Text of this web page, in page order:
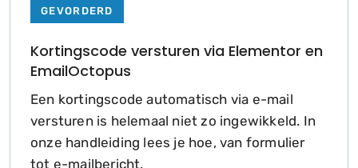
GEVORDERD
Kortingscode versturen via Elementor en
EmailOctopus
Een kortingscode automatisch via e-mail
versturen is helemaal niet zo ingewikkeld. In
onze handleiding lees je hoe, van formulier
tot e-mailbericht.